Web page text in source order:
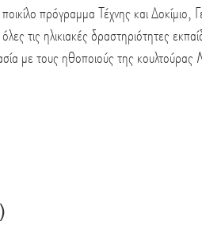
πρόγραμμα Τέχνης και Δοκίμιο,
τις ηλικιακές δραστηριότητες
με τους ηθοποιούς της